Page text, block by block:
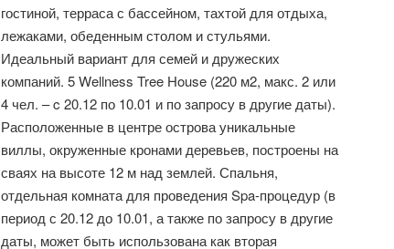
гостиной, терраса с бассейном, тахтой для отдыха,
лежаками, обеденным столом и стульями.
Идеальный вариант для семей и дружеских
компаний. 5 Wellness Tree House (220 м2, макс. 2 или
4 чел. – c 20.12 по 10.01 и по запросу в другие даты).
Расположенные в центре острова уникальные
виллы, окруженные кронами деревьев, построены на
сваях на высоте 12 м над землей. Спальня,
отдельная комната для проведения Spa-процедур (в
период с 20.12 до 10.01, а также по запросу в другие
даты, может быть использована как вторая